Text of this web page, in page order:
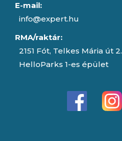
E-mail:
info@expert.hu
RMA/raktár:
2151 Fót, Telkes Mária út 2.
HelloParks 1-es épület